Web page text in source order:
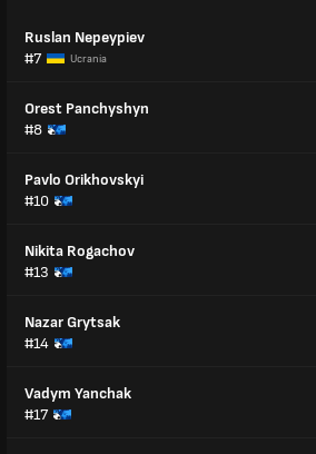
Ruslan Nepeypiev
#7
Ucrania
Orest Panchyshyn
#8
Pavlo Orikhovskyi
#10
Nikita Rogachov
#13
Nazar Grytsak
#14
Vadym Yanchak
#17